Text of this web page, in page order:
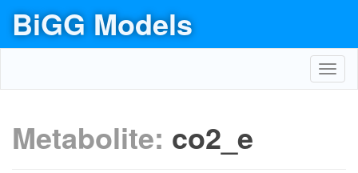
BiGG Models
Metabolite: co2_e